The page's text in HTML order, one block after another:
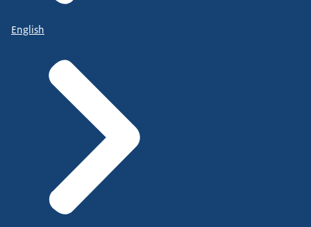
English